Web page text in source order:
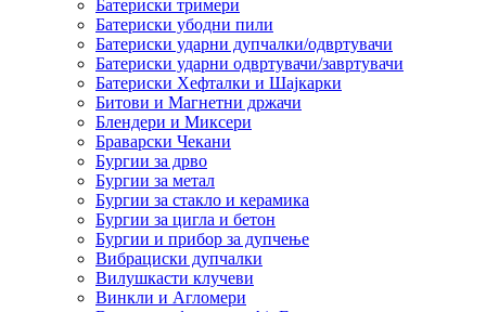
Батериски тримери
Батериски убодни пили
Батериски ударни дупчалки/одвртувачи
Батериски ударни одвртувачи/завртувачи
Батериски Хефталки и Шајкарки
Битови и Магнетни држачи
Блендери и Миксери
Браварски Чекани
Бургии за дрво
Бургии за метал
Бургии за стакло и керамика
Бургии за цигла и бетон
Бургии и прибор за дупчење
Вибрациски дупчалки
Вилушкасти клучеви
Винкли и Агломери